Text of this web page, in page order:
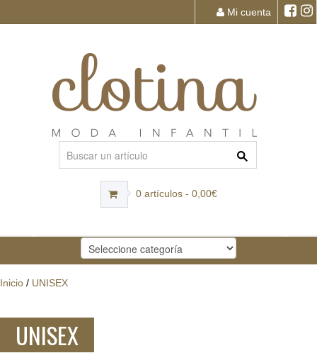
Mi cuenta
0 artículos - 0,00€
Inicio / UNISEX
UNISEX